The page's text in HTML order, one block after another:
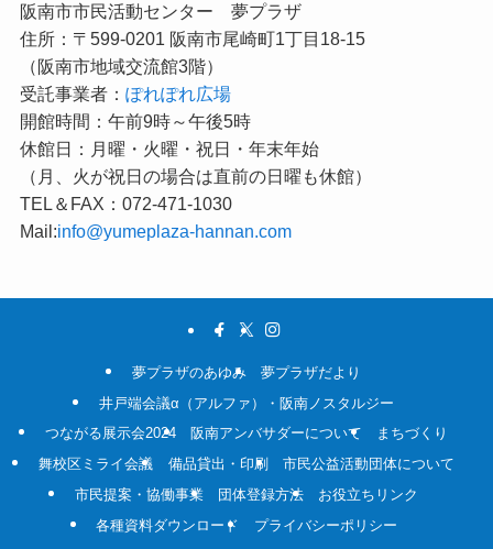
阪南市市民活動センター 夢プラザ
住所：〒599-0201 阪南市尾崎町1丁目18-15
（阪南市地域交流館3階）
受託事業者： ぽれぽれ広場
開館時間：午前9時～午後5時
休館日：月曜・火曜・祝日・年末年始
（月、火が祝日の場合は直前の日曜も休館）
TEL＆FAX：072-471-1030
Mail:info@yumeplaza-hannan.com
夢プラザのあゆみ
夢プラザだより
井戸端会議α（アルファ）・阪南ノスタルジー
つながる展示会2024
阪南アンバサダーについて
まちづくり
舞校区ミライ会議
備品貸出・印刷
市民公益活動団体について
市民提案・協働事業
団体登録方法
お役立ちリンク
各種資料ダウンロード
プライバシーポリシー